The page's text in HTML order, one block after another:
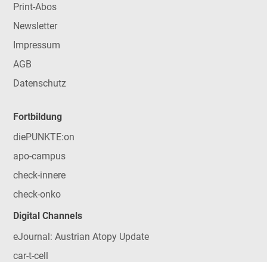
Print-Abos
Newsletter
Impressum
AGB
Datenschutz
Fortbildung
diePUNKTE:on
apo-campus
check-innere
check-onko
Digital Channels
eJournal: Austrian Atopy Update
car-t-cell